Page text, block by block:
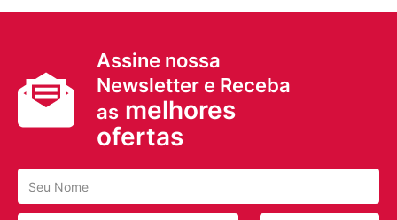
Assine nossa
Newsletter e Receba
as melhores
ofertas